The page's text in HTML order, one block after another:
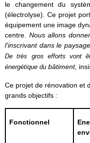
le changement du
(électrolyse). Ce projet
équipement une image
centre. Nous allons
l'inscrivant dans le
De très gros efforts vont
énergétique du bâtiment,
Ce projet de rénovation et
grands objectifs :
Fonctionnel